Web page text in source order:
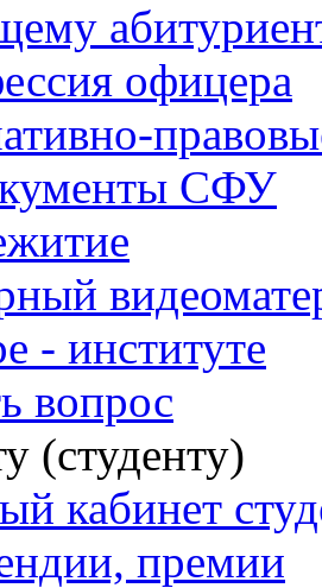
офицера
СФУ
- институте
вопрос
(студенту)
кабинет
премии